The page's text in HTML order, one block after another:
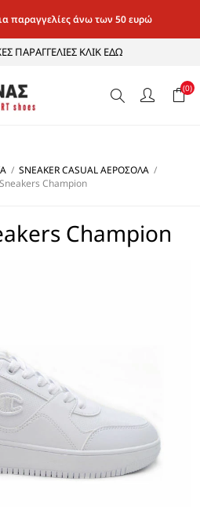
παραγγελίες άνω των 50 ευρώ
ΠΑΡΑΓΓΕΛΙΕΣ ΚΛΙΚ ΕΔΩ
(0)
/ SNEAKER CASUAL ΑΕΡΟΣΟΛΑ /
Champion
Champion